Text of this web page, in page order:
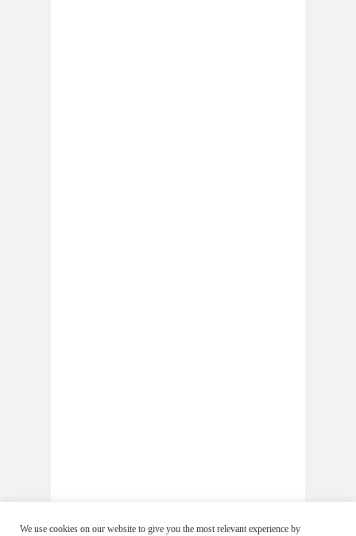
We use cookies on our website to give you the most relevant experience by